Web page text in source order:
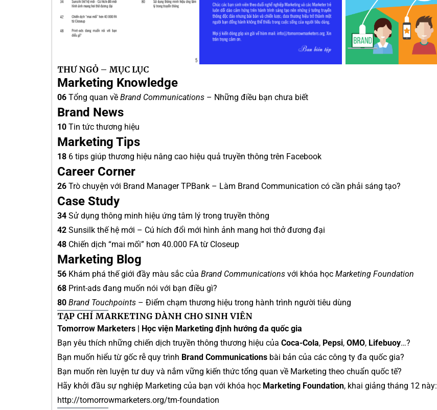
THƯ NGỎ – MỤC LỤC
Marketing Knowledge
06 Tổng quan về Brand Communications – Những điều bạn chưa biết
Brand News
10 Tin tức thương hiệu
Marketing Tips
18 6 tips giúp thương hiệu nâng cao hiệu quả truyền thông trên Facebook
Career Corner
26 Trò chuyện với Brand Manager TPBank – Làm Brand Communication có cần phải sáng tạo?
Case Study
34 Sử dụng thông minh hiệu ứng tâm lý trong truyền thông
42 Sunsilk thế hệ mới – Cú hích đổi mới hình ảnh mang hơi thở đương đại
48 Chiến dịch “mai mối” hơn 40.000 FA từ Closeup
Marketing Blog
56 Khám phá thế giới đầy màu sắc của Brand Communications với khóa học Marketing Foundation
68 Print-ads đang muốn nói với bạn điều gì?
80 Brand Touchpoints – Điểm chạm thương hiệu trong hành trình người tiêu dùng
TẠP CHÍ MARKETING DÀNH CHO SINH VIÊN
Tomorrow Marketers | Học viện Marketing định hướng đa quốc gia
Bạn yêu thích những chiến dịch truyền thông thương hiệu của Coca-Cola, Pepsi, OMO, Lifebuoy…?
Bạn muốn hiểu từ gốc rễ quy trình Brand Communications bài bản của các công ty đa quốc gia?
Bạn muốn rèn luyện tư duy và nắm vững kiến thức tổng quan về Marketing theo chuẩn quốc tế?
Hãy khởi đầu sự nghiệp Marketing của bạn với khóa học Marketing Foundation, khai giảng tháng 12 này:
http://tomorrowmarketers.org/tm-foundation